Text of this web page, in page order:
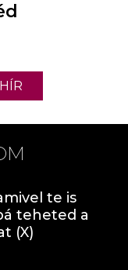
te is
teheted a
(X)